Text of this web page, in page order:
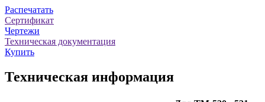
Распечатать
Сертификат
Чертежи
Техническая документация
Купить
Техническая информация